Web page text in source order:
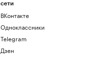
сети
ВКонтакте
Одноклассники
Telegram
Дзен